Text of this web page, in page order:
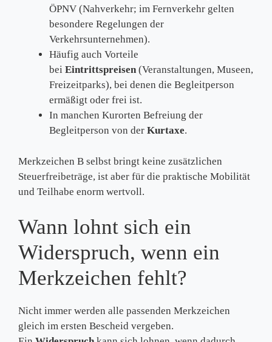
ÖPNV (Nahverkehr; im Fernverkehr gelten
besondere Regelungen der
Verkehrsunternehmen).
Häufig auch Vorteile
bei Eintrittspreisen(Veranstaltungen, Museen,
Freizeitparks), bei denen die Begleitperson
ermäßigt oder frei ist.
In manchen Kurorten Befreiung der
Begleitperson von der Kurtaxe.
Merkzeichen B selbst bringt keine zusätzlichen
Steuerfreibeträge, ist aber für die praktische Mobilität
und Teilhabe enorm wertvoll.
Wann lohnt sich ein
Widerspruch, wenn ein
Merkzeichen fehlt?
Nicht immer werden alle passenden Merkzeichen
gleich im ersten Bescheid vergeben.